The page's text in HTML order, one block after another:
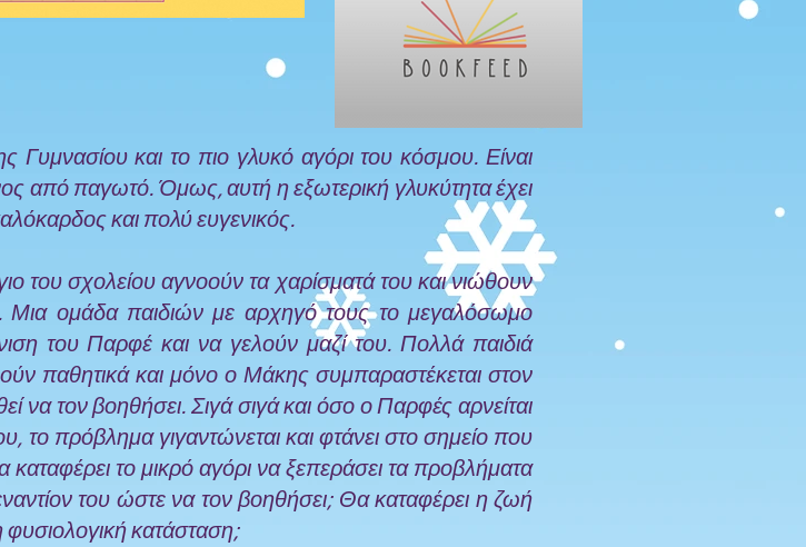
και το πιο γλυκό αγόρι του κόσμου. Είναι
από παγωτό. Όμως, αυτή η εξωτερική γλυκύτητα έχει
και πολύ ευγενικός.
του σχολείου αγνοούν τα χαρίσματά του και νιώθουν
Μια ομάδα παιδιών με αρχηγό τους το μεγαλόσωμο
του Παρφέ και να γελούν μαζί του. Πολλά παιδιά
παθητικά και μόνο ο Μάκης συμπαραστέκεται στον
να τον βοηθήσει. Σιγά σιγά και όσο ο Παρφές αρνείται
το πρόβλημα γιγαντώνεται και φτάνει στο σημείο που
καταφέρει το μικρό αγόρι να ξεπεράσει τα προβλήματα
του ώστε να τον βοηθήσει; Θα καταφέρει η ζωή
φυσιολογική κατάσταση;